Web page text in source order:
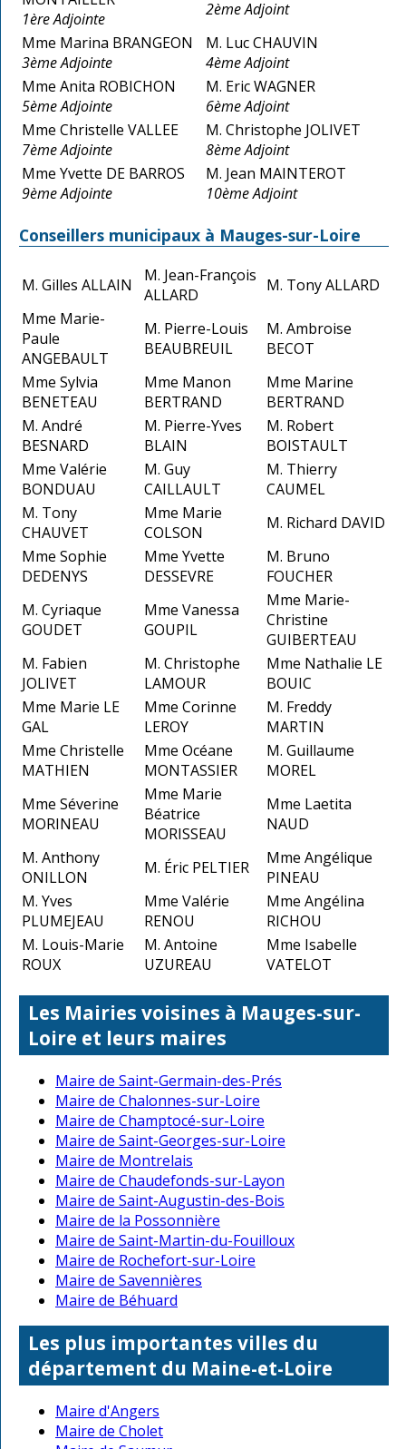
1ère Adjointe
2ème Adjoint
Mme Marina BRANGEON
3ème Adjointe
M. Luc CHAUVIN
4ème Adjoint
Mme Anita ROBICHON
5ème Adjointe
M. Eric WAGNER
6ème Adjoint
Mme Christelle VALLEE
7ème Adjointe
M. Christophe JOLIVET
8ème Adjoint
Mme Yvette DE BARROS
9ème Adjointe
M. Jean MAINTEROT
10ème Adjoint
Conseillers municipaux à Mauges-sur-Loire
M. Gilles ALLAIN
M. Jean-François
ALLARD
M. Tony ALLARD
Mme Marie-
Paule
ANGEBAULT
M. Pierre-Louis
BEAUBREUIL
M. Ambroise
BECOT
Mme Sylvia
BENETEAU
Mme Manon
BERTRAND
Mme Marine
BERTRAND
M. André
BESNARD
M. Pierre-Yves
BLAIN
M. Robert
BOISTAULT
Mme Valérie
BONDUAU
M. Guy
CAILLAULT
M. Thierry
CAUMEL
M. Tony
CHAUVET
Mme Marie
COLSON
M. Richard DAVID
Mme Sophie
DEDENYS
Mme Yvette
DESSEVRE
M. Bruno
FOUCHER
M. Cyriaque
GOUDET
Mme Vanessa
GOUPIL
Mme Marie-
Christine
GUIBERTEAU
M. Fabien
JOLIVET
M. Christophe
LAMOUR
Mme Nathalie LE
BOUIC
Mme Marie LE
GAL
Mme Corinne
LEROY
M. Freddy
MARTIN
Mme Christelle
MATHIEN
Mme Océane
MONTASSIER
M. Guillaume
MOREL
Mme Séverine
MORINEAU
Mme Marie
Béatrice
MORISSEAU
Mme Laetita
NAUD
M. Anthony
ONILLON
M. Éric PELTIER
Mme Angélique
PINEAU
M. Yves
PLUMEJEAU
Mme Valérie
RENOU
Mme Angélina
RICHOU
M. Louis-Marie
ROUX
M. Antoine
UZUREAU
Mme Isabelle
VATELOT
Les Mairies voisines à Mauges-sur-
Loire et leurs maires
Maire de Saint-Germain-des-Prés
Maire de Chalonnes-sur-Loire
Maire de Champtocé-sur-Loire
Maire de Saint-Georges-sur-Loire
Maire de Montrelais
Maire de Chaudefonds-sur-Layon
Maire de Saint-Augustin-des-Bois
Maire de la Possonnière
Maire de Saint-Martin-du-Fouilloux
Maire de Rochefort-sur-Loire
Maire de Savennières
Maire de Béhuard
Les plus importantes villes du
département du Maine-et-Loire
Maire d'Angers
Maire de Cholet